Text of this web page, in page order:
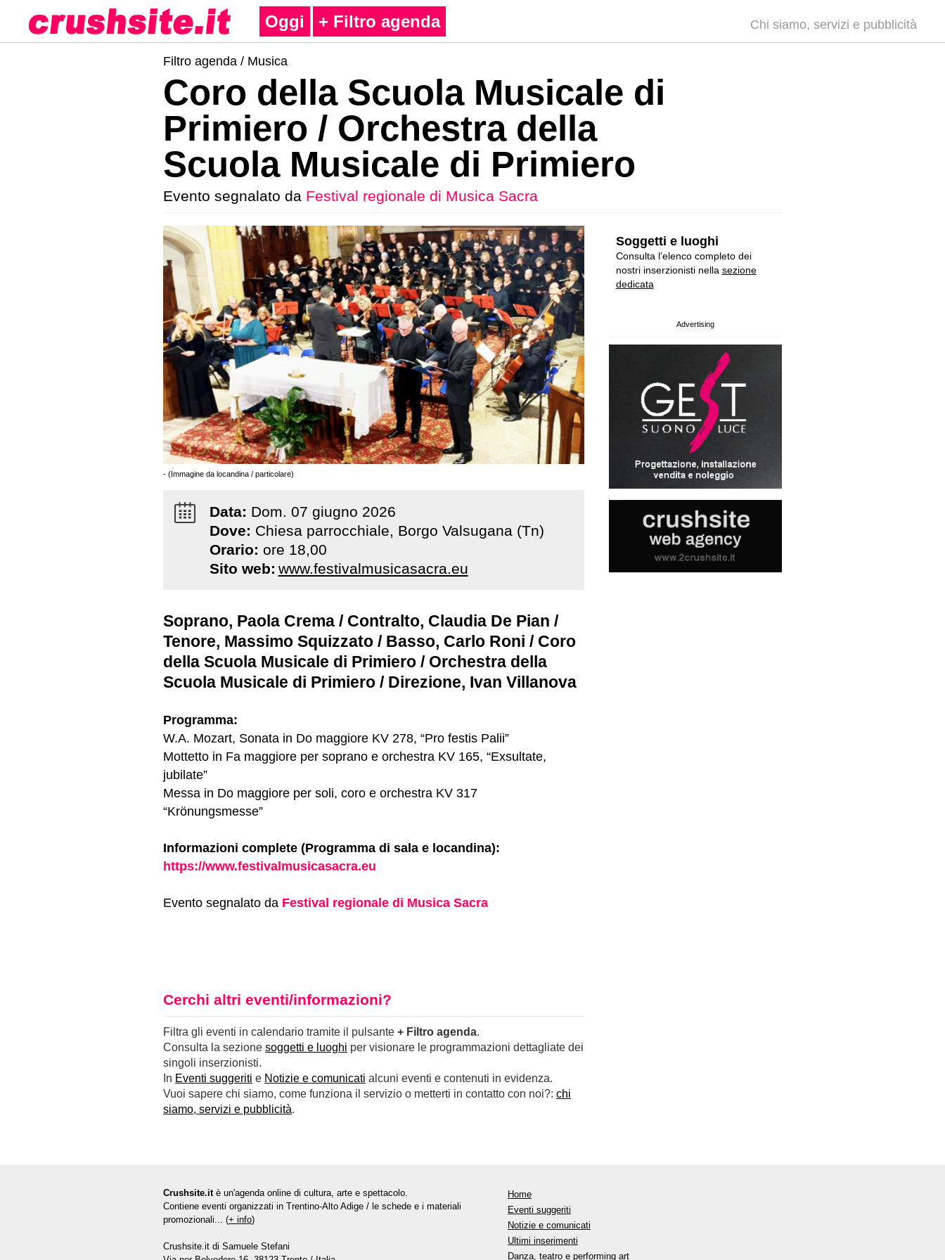
Oggi + Filtro agenda Chi siamo, servizi e pubblicità
Filtro agenda / Musica
Coro della Scuola Musicale di
Primiero / Orchestra della
Scuola Musicale di Primiero
Evento segnalato da Festival regionale di Musica Sacra
- (Immagine da locandina / particolare)
Data: Dom. 07 giugno 2026
Dove: Chiesa parrocchiale, Borgo Valsugana (Tn)
Orario: ore 18,00
Sito web: www.festivalmusicasacra.eu
Soprano, Paola Crema / Contralto, Claudia De Pian /
Tenore, Massimo Squizzato / Basso, Carlo Roni / Coro
della Scuola Musicale di Primiero / Orchestra della
Scuola Musicale di Primiero / Direzione, Ivan Villanova
Programma:
W.A. Mozart, Sonata in Do maggiore KV 278, “Pro festis Palii”
Mottetto in Fa maggiore per soprano e orchestra KV 165, “Exsultate,
jubilate”
Messa in Do maggiore per soli, coro e orchestra KV 317
“Krönungsmesse”
Informazioni complete (Programma di sala e locandina):
https://www.festivalmusicasacra.eu
Evento segnalato da Festival regionale di Musica Sacra
Cerchi altri eventi/informazioni?
Filtra gli eventi in calendario tramite il pulsante + Filtro agenda.
Consulta la sezione soggetti e luoghi per visionare le programmazioni dettagliate dei
singoli inserzionisti.
In Eventi suggeriti e Notizie e comunicati alcuni eventi e contenuti in evidenza.
Vuoi sapere chi siamo, come funziona il servizio o metterti in contatto con noi?: chi
siamo, servizi e pubblicità.
Soggetti e luoghi
Consulta l’elenco completo dei
nostri inserzionisti nella sezione
dedicata
Advertising
Crushsite.it è un'agenda online di cultura, arte e spettacolo.
Contiene eventi organizzati in Trentino-Alto Adige / le schede e i materiali
promozionali... (+ info)
Crushsite.it di Samuele Stefani
Home
Eventi suggeriti
Notizie e comunicati
Ultimi inserimenti
Danza, teatro e performing art